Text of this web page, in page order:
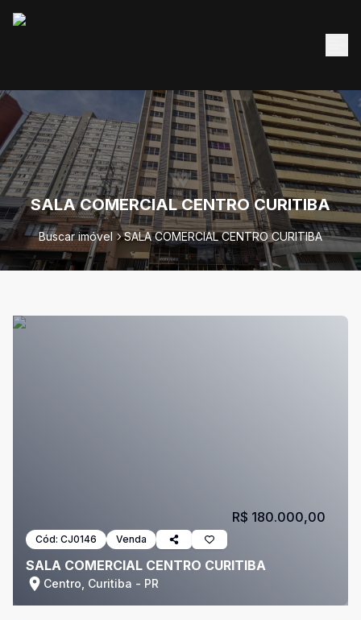
SALA COMERCIAL CENTRO CURITIBA
Buscar imóvel SALA COMERCIAL CENTRO CURITIBA
Cód: CJ0146 Venda
SALA COMERCIAL CENTRO CURITIBA
Centro, Curitiba - PR
R$ 180.000,00